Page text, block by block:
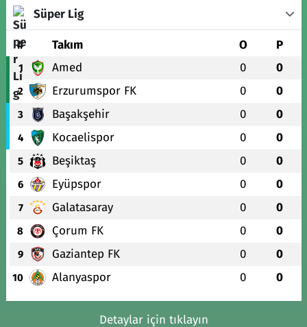
Süper Lig
# Takım O P
1 Amed 0 0
2 Erzurumspor FK 0 0
3 Başakşehir 0 0
4 Kocaelispor 0 0
5 Beşiktaş 0 0
6 Eyüpspor 0 0
7 Galatasaray 0 0
8 Çorum FK 0 0
9 Gaziantep FK 0 0
10 Alanyaspor 0 0
Detaylar için tıklayın